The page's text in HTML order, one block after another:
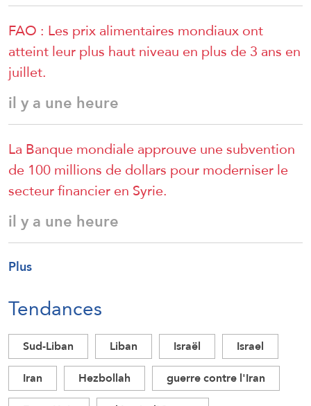
FAO : Les prix alimentaires mondiaux ont
atteint leur plus haut niveau en plus de 3 ans en
juillet.
il y a une heure
La Banque mondiale approuve une subvention
de 100 millions de dollars pour moderniser le
secteur financier en Syrie.
il y a une heure
Plus
Tendances
Sud-Liban Liban Israël
Israel
Iran
Hezbollah
guerre contre l'Iran